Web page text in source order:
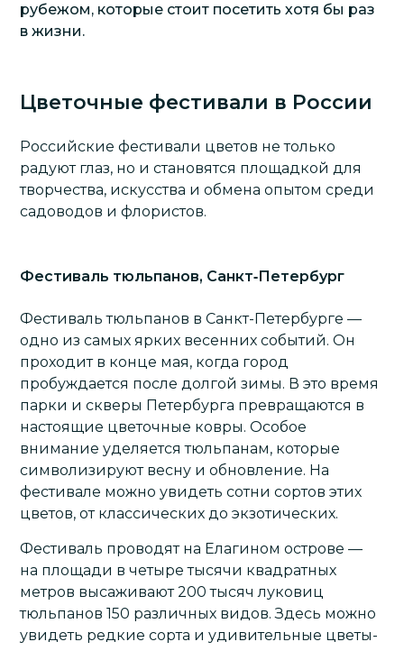
рубежом, которые стоит посетить хотя бы раз
в жизни.
Цветочные фестивали в России
Российские фестивали цветов не только
радуют глаз, но и становятся площадкой для
творчества, искусства и обмена опытом среди
садоводов и флористов.
Фестиваль тюльпанов, Санкт‑Петербург
Фестиваль тюльпанов в Санкт-Петербурге —
одно из самых ярких весенних событий. Он
проходит в конце мая, когда город
пробуждается после долгой зимы. В это время
парки и скверы Петербурга превращаются в
настоящие цветочные ковры. Особое
внимание уделяется тюльпанам, которые
символизируют весну и обновление. На
фестивале можно увидеть сотни сортов этих
цветов, от классических до экзотических.
Фестиваль проводят на Елагином острове —
на площади в четыре тысячи квадратных
метров высаживают 200 тысяч луковиц
тюльпанов 150 различных видов. Здесь можно
увидеть редкие сорта и удивительные цветы-